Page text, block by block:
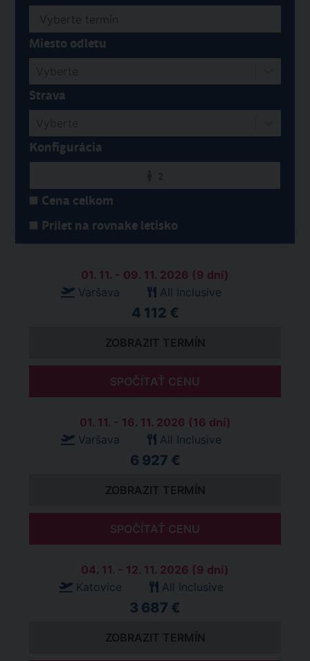
Miesto odletu
Strava
Konfigurácia
Cena celkom
Prílet na rovnake letisko
01. 11. - 09. 11. 2026 (9 dní)
Varšava
All Inclusive
4 112 €
ZOBRAZIT TERMÍN
SPOČÍTAŤ CENU
01. 11. - 16. 11. 2026 (16 dní)
Varšava
All Inclusive
6 927 €
ZOBRAZIT TERMÍN
SPOČÍTAŤ CENU
04. 11. - 12. 11. 2026 (9 dní)
Katovice
All Inclusive
3 687 €
ZOBRAZIT TERMÍN